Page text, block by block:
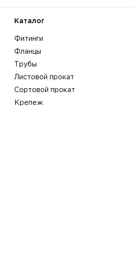
Каталог
Фитинги
Фланцы
Трубы
Листовой прокат
Сортовой прокат
Крепеж